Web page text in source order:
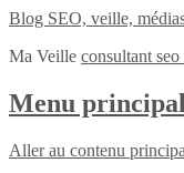
Blog SEO, veille,
Ma Veille consultant
Menu principal
Aller au contenu